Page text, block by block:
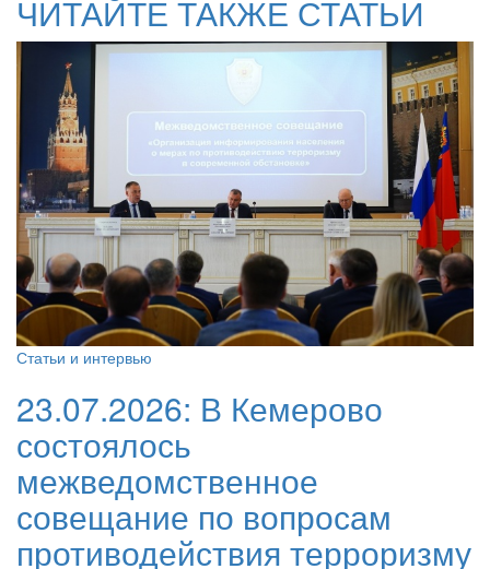
ЧИТАЙТЕ ТАКЖЕ СТАТЬИ
Статьи и интервью
23.07.2026: В Кемерово
состоялось
межведомственное
совещание по вопросам
противодействия терроризму